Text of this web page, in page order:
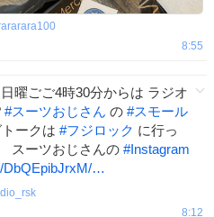
8:55
曜ごご4時30分からは ラジオ
#スーツおじさん の #スモール
ークは #フジロック に行っ
スーツおじさんの #Instagram
DbQEpibJrxM/…
8:12